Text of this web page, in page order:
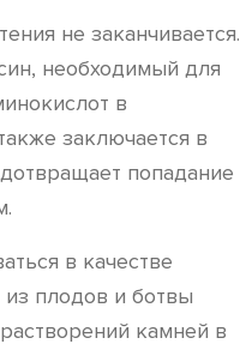
не заканчивается.
необходимый для
в
заключается в
попадание
в качестве
из плодов и ботвы
камней в